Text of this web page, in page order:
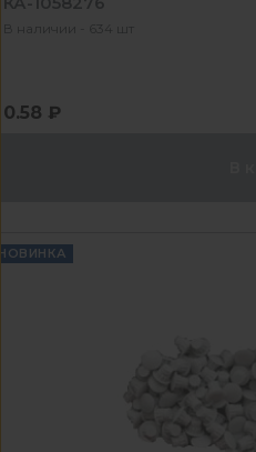
В наличии - 634 шт
0.58 ₽